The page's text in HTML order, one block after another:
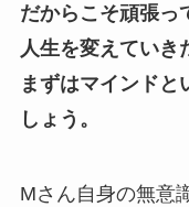
だからこそ頑張っ
人生を変えていき
まずはマインドと
しょう。
Mさん自身の無意